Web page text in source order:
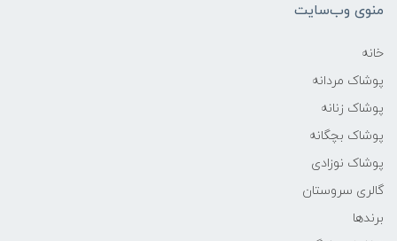
منوی وب‌سایت
خانه
پوشاک مردانه
پوشاک زنانه
پوشاک بچگانه
پوشاک نوزادی
گالری سروستان
برندها